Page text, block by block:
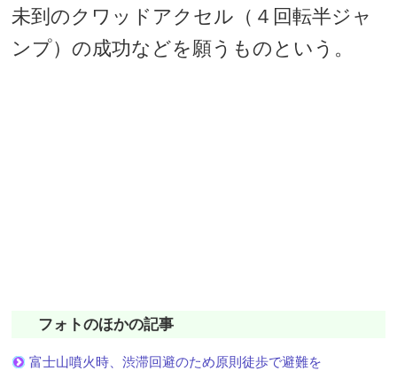
未到のクワッドアクセル（４回転半ジャ
ンプ）の成功などを願うものという。
フォトのほかの記事
富士山噴火時、渋滞回避のため原則徒歩で避難を